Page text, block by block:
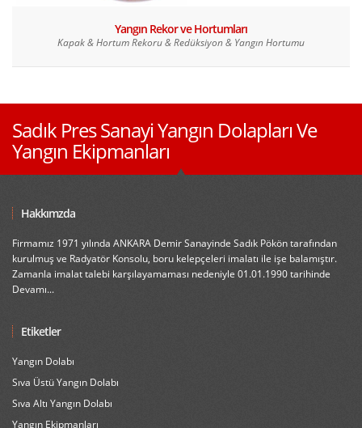
Yangın Rekor ve Hortumları
Kapak & Hortum Rekoru & Redüksiyon & Yangın Hortumu
Sadık Pres Sanayi Yangın Dolapları Ve
Yangın Ekipmanları
Hakkımzda
Firmamız 1971 yılında ANKARA Demir Sanayinde Sadık Pökön tarafından
kurulmuş ve Radyatör Konsolu, boru kelepçeleri imalatı ile işe balamıştır.
Zamanla imalat talebi karşılayamaması nedeniyle 01.01.1990 tarihinde
Devamı...
Etiketler
Yangın Dolabı
Sıva Üstü Yangın Dolabı
Sıva Altı Yangın Dolabı
Yangın Ekipmanları